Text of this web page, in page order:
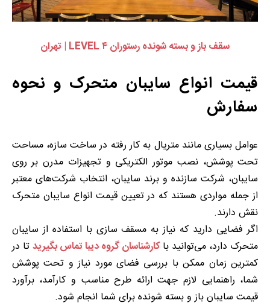
سقف باز و بسته شونده رستوران LEVEL ۴ | تهران
قیمت انواع سایبان متحرک و نحوه
سفارش
عوامل بسیاری مانند متریال به کار رفته در ساخت سازه، مساحت
تحت پوشش، نصب موتور الکتریکی و تجهیزات مدرن بر روی
سایبان، شرکت سازنده و برند سایبان، انتخاب شرکت‌های معتبر
از جمله مواردی هستند که در تعیین قیمت انواع سایبان متحرک
نقش دارند.
اگر فضایی دارید که نیاز به مسقف سازی با استفاده از سایبان
متحرک دارد، می‌توانید باکارشناسان گروه دیبا تماس بگیریدتا در
کمترین زمان ممکن با بررسی فضای مورد نیاز و تحت پوشش
شما، راهنمایی لازم جهت ارائه طرح مناسب و کارآمد، برآورد
قیمت سایبان باز و بسته شونده برای شما انجام شود.